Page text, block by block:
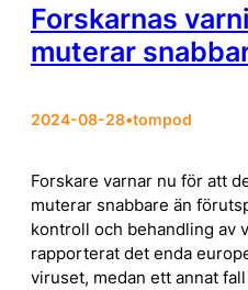
Forskarnas
muterar
2024-08-28•tompod
Forskare varnar nu för att
muterar snabbare än
kontroll och behandling av
rapporterat det enda
viruset, medan ett annat fall